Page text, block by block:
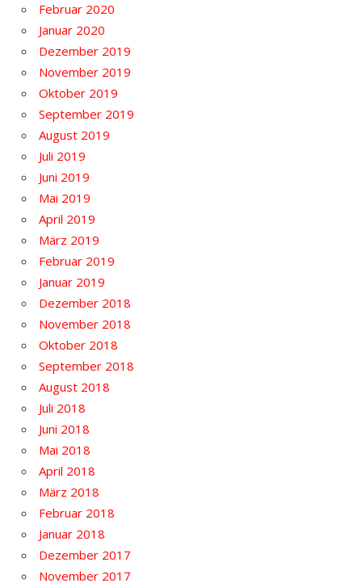
Februar 2020
Januar 2020
Dezember 2019
November 2019
Oktober 2019
September 2019
August 2019
Juli 2019
Juni 2019
Mai 2019
April 2019
März 2019
Februar 2019
Januar 2019
Dezember 2018
November 2018
Oktober 2018
September 2018
August 2018
Juli 2018
Juni 2018
Mai 2018
April 2018
März 2018
Februar 2018
Januar 2018
Dezember 2017
November 2017